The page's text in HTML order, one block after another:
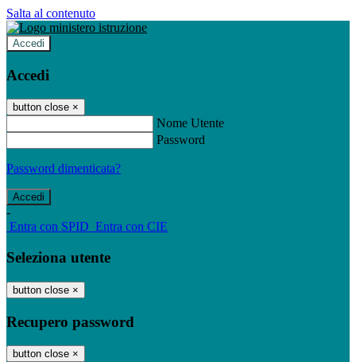
Salta al contenuto
Accedi
Accedi
button close ×
Nome Utente
Password
Password dimenticata?
-
Entra con SPID Entra con CIE
Seleziona utente
button close ×
Recupero password
button close ×